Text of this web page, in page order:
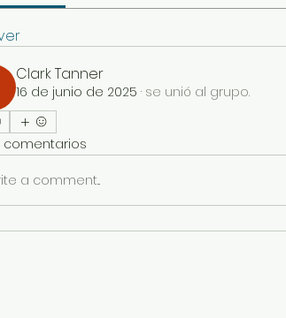
Clark Tanner
16 de junio de 2025 · se unió al grupo.
comentarios
a comment...